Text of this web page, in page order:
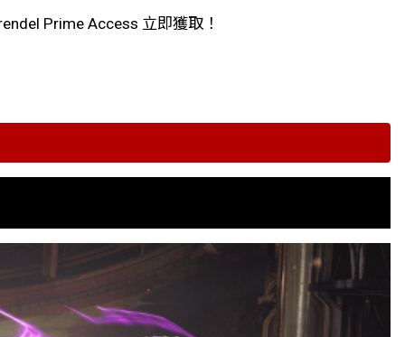
Prime Access 立即獲取！